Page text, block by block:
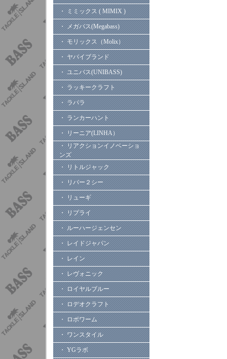
・ ミミックス ( MIMIX )
・ メガバス(Megabass)
・ モリックス（Molix）
・ ヤバイブランド
・ ユニバス(UNIBASS)
・ ラッキークラフト
・ ラパラ
・ ランカーハント
・ リーニア(LINHA）
・ リアクションイノベーショ
ンズ
・ リトルジャック
・ リバー２シー
・ リューギ
・ リプライ
・ ルーハージェンセン
・ レイドジャパン
・ レイン
・ レヴォニック
・ ロイヤルブルー
・ ロデオクラフト
・ ロボワーム
・ ワンスタイル
・ YGラボ